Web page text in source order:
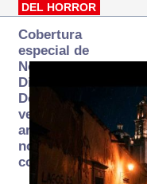
DEL HORROR
Cobertura
especial de
Norte
Digital:
Donde la
verdad
arde… pero
no se
consume